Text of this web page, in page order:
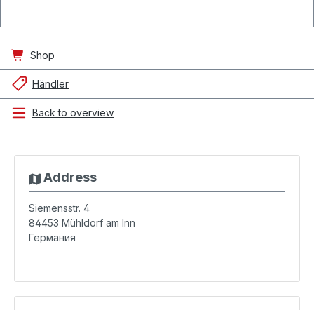
Shop
Händler
Back to overview
Address
Siemensstr. 4
84453 Mühldorf am Inn
Германия